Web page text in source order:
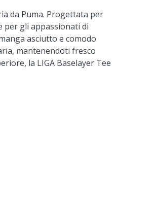
da Puma. Progettata per
per gli appassionati di
asciutto e comodo
mantenendoti fresco
la LIGA Baselayer Tee